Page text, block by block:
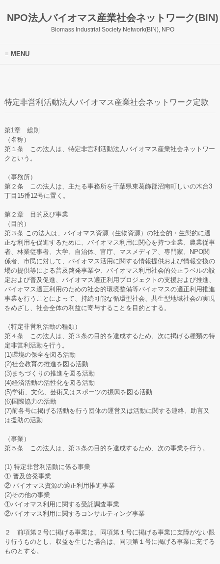
NPO法人バイオマス産業社会ネットワーク(BIN)
Biomass Industrial Society Network(BIN), NPO
MENU
特定非営利活動法人バイオマス産業社会ネットワーク定款
第1章 総則
（名称）
第１条 この法人は、特定非営利活動法人バイオマス産業社会ネットワー
クという。
（事務所）
第２条 この法人は、主たる事務所を千葉県東葛飾郡沼南町しいの木台3
丁目15番12号に置く。
第２章 目的及び事業
（目的）
第３条 この法人は、バイオマス資源（生物資源）の社会的・生態的に適
正な利用を促進するために、バイオマス利用に関心を持つ企業、農業従事
者、林業従事者、大学、自治体、官庁、マスメディア、専門家、NPO関
係者、市民に対して、バイオマス活用に関する情報提供および情報交換の
場の提供等による普及啓発事業や、バイオマス利用社会的公正ラベルの設
定および普及促進、バイオマス適正利用プロジェクトの支援および推進、
バイオマス適正利用のための社会的環境整備等バイオマスの適正利用推進
事業を行うことによって、持続可能な循環型社会、共生型地域社会の実現
をめざし、社会全体の利益に寄与することを目的とする。
（特定非営利活動の種類）
第４条 この法人は、第３条の目的を達成するため、次に掲げる種類の特
定非営利活動を行う。
(1)環境の保全を図る活動
(2)社会教育の推進を図る活動
(3)まちづくりの推進を図る活動
(4)経済活動の活性化を図る活動
(5)学術、文化、芸術又はスポーツの振興を図る活動
(6)国際協力の活動
(7)前各号に掲げる活動を行う団体の運営又は活動に関する連絡、助言又
は援助の活動
（事業）
第５条 この法人は、第３条の目的を達成するため、次の事業を行う。
(1) 特定非営利活動に係る事業
① 普及啓発事業
② バイオマス資源の適正利用推進事業
(2)その他の事業
①バイオマス利用に関する受託調査事業
②バイオマス利用に関するコンサルティング事業
２ 前項第２号に掲げる事業は、同項第１号に掲げる事業に支障がない限
り行うものとし、収益を生じた場合は、同項第１号に掲げる事業に充てる
ものとする。